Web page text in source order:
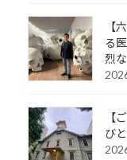
【
る
烈
【
び